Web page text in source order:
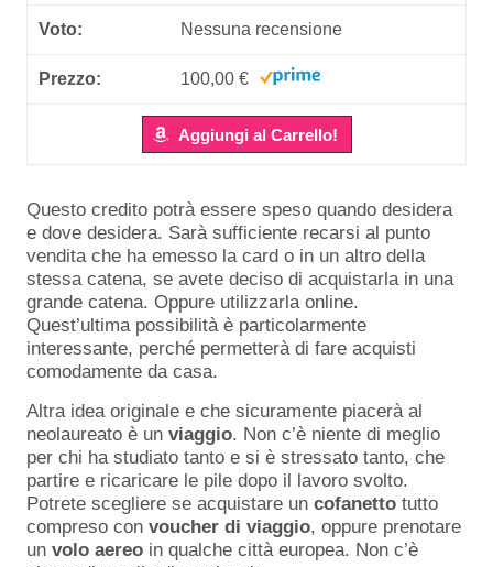
Nessuna recensione
100,00 €
Aggiungi al Carrello!
Questo credito potrà essere speso quando desidera
e dove desidera. Sarà sufficiente recarsi al punto
vendita che ha emesso la card o in un altro della
stessa catena, se avete deciso di acquistarla in una
grande catena. Oppure utilizzarla online.
Quest’ultima possibilità è particolarmente
interessante, perché permetterà di fare acquisti
comodamente da casa.
Altra idea originale e che sicuramente piacerà al
neolaureato è un viaggio. Non c’è niente di meglio
per chi ha studiato tanto e si è stressato tanto, che
partire e ricaricare le pile dopo il lavoro svolto.
Potrete scegliere se acquistare un cofanetto tutto
compreso con voucher di viaggio, oppure prenotare
un volo aereo in qualche città europea. Non c’è